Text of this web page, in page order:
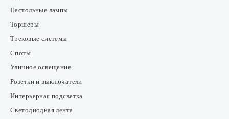
Настольные лампы
Торшеры
Трековые системы
Споты
Уличное освещение
Розетки и выключатели
Интерьерная подсветка
Светодиодная лента